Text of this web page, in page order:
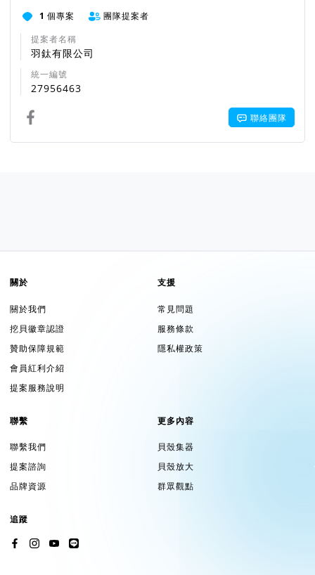
1 個專案
團隊提案者
提案者名稱
羽鈦有限公司
統一編號
27956463
聯絡團隊
關於
關於我們
挖貝徽章認證
贊助保障規範
會員紅利介紹
提案服務說明
支援
常見問題
服務條款
隱私權政策
聯繫
聯繫我們
提案諮詢
品牌資源
更多內容
貝殼集器
貝殼放大
群眾觀點
追蹤